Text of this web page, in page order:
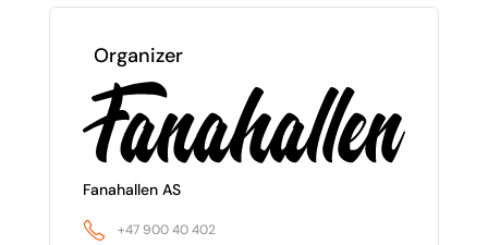
Organizer
Fanahallen AS
+47 900 40 402